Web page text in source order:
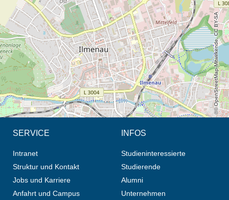
© OpenStreetMap-Mitwirkende, CC BY-SA
SERVICE
Intranet
Struktur und Kontakt
Jobs und Karriere
Anfahrt und Campus
INFOS
Studieninteressierte
Studierende
Alumni
Unternehmen